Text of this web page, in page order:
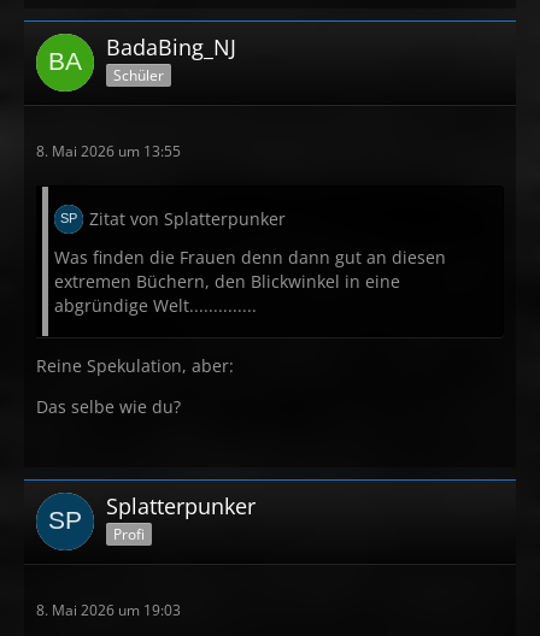
BadaBing_NJ
Schüler
8. Mai 2026 um 13:55
Zitat von Splatterpunker
Was finden die Frauen denn dann gut an diesen
extremen Büchern, den Blickwinkel in eine
abgründige Welt..............
Reine Spekulation, aber:
Das selbe wie du?
Splatterpunker
Profi
8. Mai 2026 um 19:03